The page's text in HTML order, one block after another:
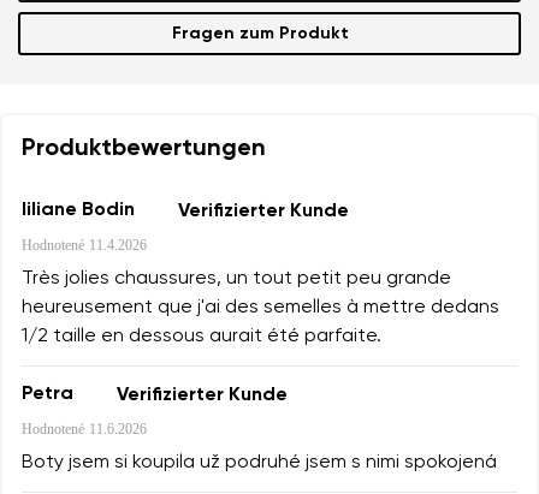
Fragen zum Produkt
Produktbewertungen
liliane Bodin Verifizierter Kunde
Hodnotené 11.4.2026
Très jolies chaussures, un tout petit peu grande
heureusement que j'ai des semelles à mettre dedans
1/2 taille en dessous aurait été parfaite.
Petra Verifizierter Kunde
Hodnotené 11.6.2026
Boty jsem si koupila už podruhé jsem s nimi spokojená